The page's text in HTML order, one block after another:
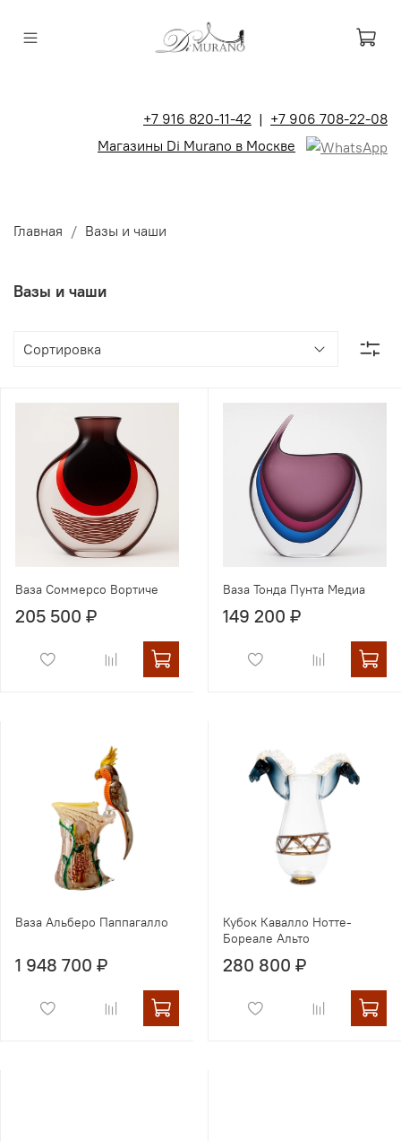
+7 916 820-11-42 | +7 906 708-22-08
Магазины Di Murano в Москве
Главная Вазы и чаши
Вазы и чаши
Ваза Соммерсо Вортиче
205 500 ₽
Ваза Тонда Пунта Медиа
149 200 ₽
Ваза Альберо Паппагалло
1 948 700 ₽
Кубок Кавалло Нотте-
Бореале Альто
280 800 ₽